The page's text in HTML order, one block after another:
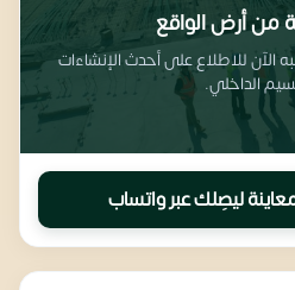
من أرض الواقع
الآن للاطلاع على أحدث الإنشاءات
الداخلي.
ليصِلك عبر واتساب